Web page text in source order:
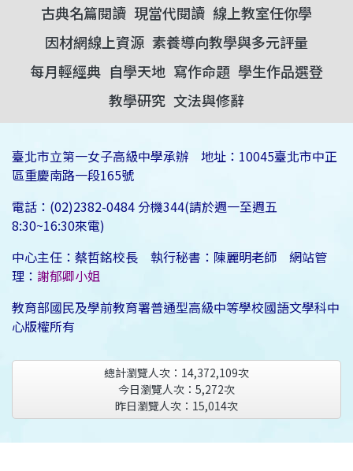
古典名篇閱讀 現當代閱讀 線上教室任你學
因材網線上資源 素養導向教學與多元評量
每月輕經典 自學天地 寫作命題 學生作品選登
教學研究 文法與修辭
臺北市立第一女子高級中學承辦 地址：10045臺北市中正
區重慶南路一段165號
電話：(02)2382-0484 分機344(請於週一至週五
8:30~16:30來電)
中心主任：蔡哲銘校長 執行秘書：陳麗明老師 網站管
理： 謝郁卿小姐
教育部國民及學前教育署普通型高級中等學校國語文學科中
心版權所有
總計瀏覽人次： 14,372,109次
今日瀏覽人次： 5,272次
昨日瀏覽人次： 15,014次